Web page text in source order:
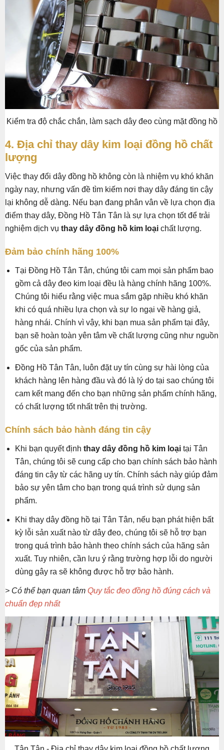
Kiểm tra độ chắc chắn, làm sạch dây đeo cùng mặt đồng hồ
4. Địa chỉ thay dây kim loại đồng hồ chất
lượng
Việc thay đổi dây đồng hồ không còn là nhiệm vụ khó khăn
ngày nay, nhưng vấn đề tìm kiếm nơi thay dây đáng tin cậy
lại không dễ dàng. Nếu bạn đang phân vân về lựa chọn địa
điểm thay dây, Đồng Hồ Tân Tân là sự lựa chọn tốt để trải
nghiệm dịch vụ thay dây đồng hồ kim loại chất lượng.
Đảm bảo chính hãng 100%
Tại Đồng Hồ Tân Tân, chúng tôi cam mọi sản phẩm bao
gồm cả dây đeo kim loại đều là hàng chính hãng 100%.
Chúng tôi hiểu rằng việc mua sắm gặp nhiều khó khăn
khi có quá nhiều lựa chọn và sự lo ngại về hàng giả,
hàng nhái. Chính vì vậy, khi bạn mua sản phẩm tại đây,
bạn sẽ hoàn toàn yên tâm về chất lượng cũng như nguồn
gốc của sản phẩm.
Đồng Hồ Tân Tân, luôn đặt uy tín cùng sự hài lòng của
khách hàng lên hàng đầu và đó là lý do tại sao chúng tôi
cam kết mang đến cho bạn những sản phẩm chính hãng,
có chất lượng tốt nhất trên thị trường.
Chính sách bảo hành đáng tin cậy
Khi bạn quyết định thay dây đồng hồ kim loại tại Tân
Tân, chúng tôi sẽ cung cấp cho bạn chính sách bảo hành
đáng tin cậy từ các hãng uy tín. Chính sách này giúp đảm
bảo sự yên tâm cho bạn trong quá trình sử dụng sản
phẩm.
Khi thay dây đồng hồ tại Tân Tân, nếu bạn phát hiện bất
kỳ lỗi sản xuất nào từ dây đeo, chúng tôi sẽ hỗ trợ bạn
trong quá trình bảo hành theo chính sách của hãng sản
xuất. Tuy nhiên, cần lưu ý rằng trường hợp lỗi do người
dùng gây ra sẽ không được hỗ trợ bảo hành.
> Có thể bạn quan tâm Quy tắc đeo đồng hồ đúng cách và
chuẩn đẹp nhất